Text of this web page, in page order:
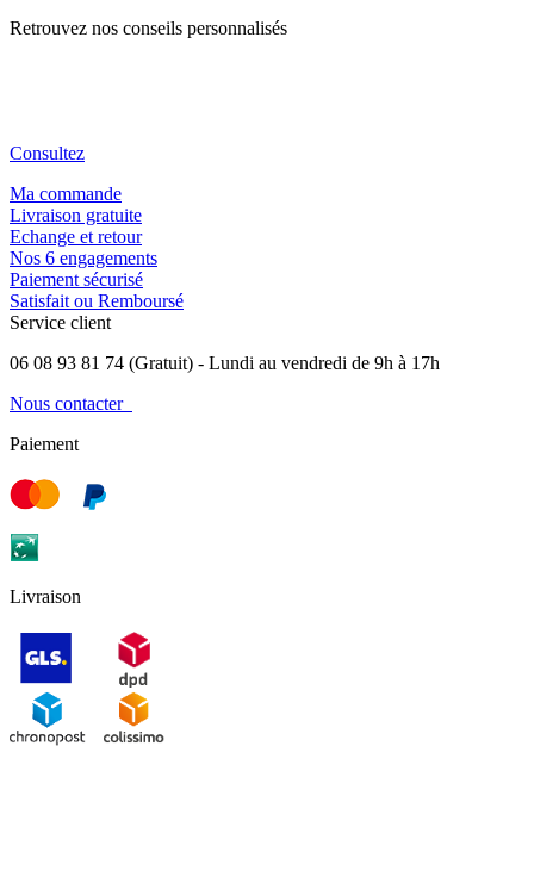
Retrouvez nos conseils personnalisés
Consultez
Ma commande
Livraison gratuite
Echange et retour
Nos 6 engagements
Paiement sécurisé
Satisfait ou Remboursé
Service client
06 08 93 81 74 (Gratuit) - Lundi au vendredi de 9h à 17h
Nous contacter
Paiement
Livraison